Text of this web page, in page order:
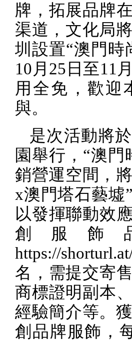
牌，拓展品牌
渠道，文化局
圳設置“澳門時
10 月 25 日至11 月
用全免，歡迎
與。
是次活動將
園舉行，“澳
銷營運空間，
x澳門塔石藝墟
以發揮聯動效
創服飾
https://
名，需提交寄
商標證明副本
經驗簡介等。
創品牌服飾，